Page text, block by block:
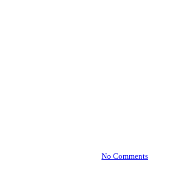
No Comments